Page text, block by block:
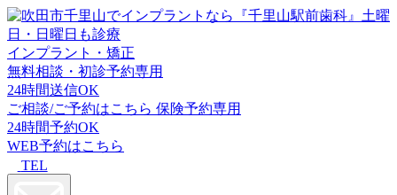
インプラント・矯正
無料相談・初診予約専用
24時間送信OK
ご相談/ご予約はこちら 保険予約専用
24時間予約OK
WEB予約はこちら
TEL